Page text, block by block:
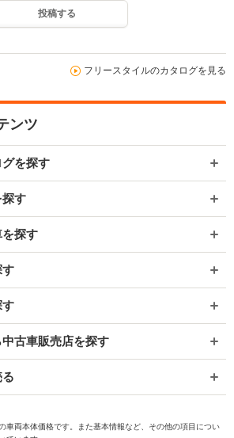
投稿する
フリースタイルのカタログを見る
ンツ
グを探す
す
を探す
す
す
古車販売店を探す
車両本体価格です。また基本情報など、その他の項目につい